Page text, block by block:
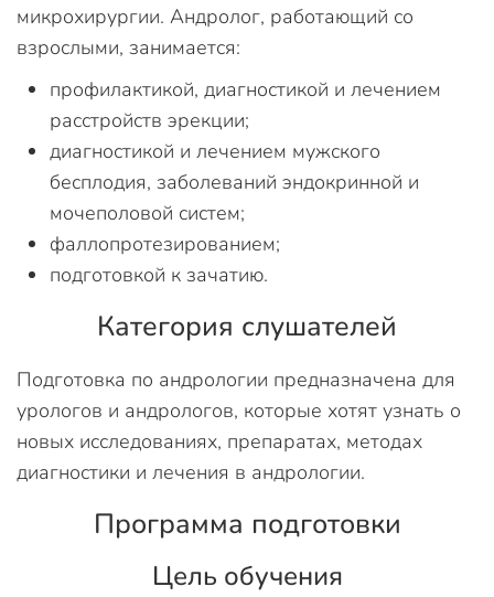
микрохирургии. Андролог, работающий со
взрослыми, занимается:
профилактикой, диагностикой и лечением
расстройств эрекции;
диагностикой и лечением мужского
бесплодия, заболеваний эндокринной и
мочеполовой систем;
фаллопротезированием;
подготовкой к зачатию.
Категория слушателей
Подготовка по андрологии предназначена для
урологов и андрологов, которые хотят узнать о
новых исследованиях, препаратах, методах
диагностики и лечения в андрологии.
Программа подготовки
Цель обучения